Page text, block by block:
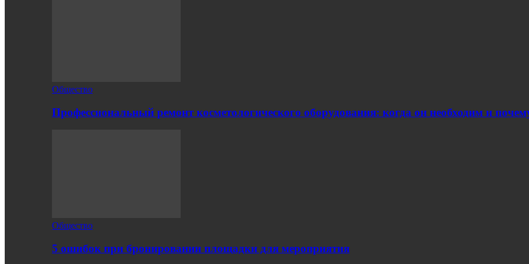
Общество
Профессиональный ремонт косметологического оборудования: когда он необходим и
Общество
5 ошибок при бронировании площадки для мероприятия